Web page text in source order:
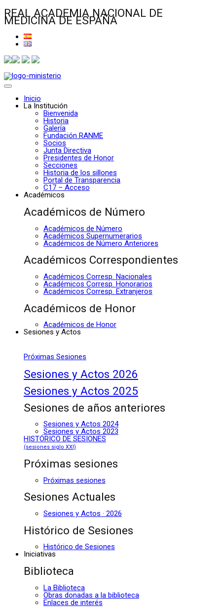
REAL ACADEMIA NACIONAL DE
MEDICINA DE ESPAÑA
Inicio
La Institución
Bienvenida
Historia
Galería
Fundación RANME
Socios
Junta Directiva
Presidentes de Honor
Secciones
Historia de los sillones
Portal de Transparencia
C17 – Acceso
Académicos
Académicos de Número
Académicos de Número
Académicos Supernumerarios
Académicos de Número Anteriores
Académicos Correspondientes
Académicos Corresp. Nacionales
Académicos Corresp. Honorarios
Académicos Corresp. Extranjeros
Académicos de Honor
Académicos de Honor
Sesiones y Actos
Próximas Sesiones
Sesiones y Actos 2026
Sesiones y Actos 2025
Sesiones de años anteriores
Sesiones y Actos 2024
Sesiones y Actos 2023
HISTÓRICO DE SESIONES
(sesiones siglo XXI)
Próximas sesiones
Próximas sesiones
Sesiones Actuales
Sesiones y Actos · 2026
Histórico de Sesiones
Histórico de Sesiones
Iniciativas
Biblioteca
La Biblioteca
Obras donadas a la biblioteca
Enlaces de interés